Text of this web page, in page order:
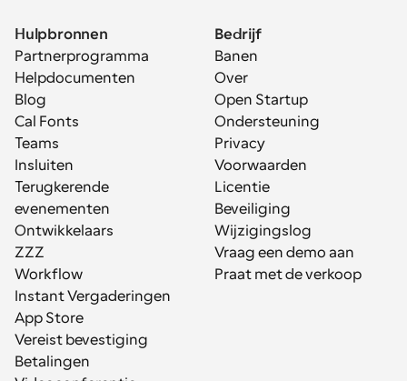
Hulpbronnen
Partnerprogramma
Helpdocumenten
Blog
Cal Fonts
Teams
Insluiten
Terugkerende
evenementen
Ontwikkelaars
ZZZ
Workflow
Instant Vergaderingen
App Store
Vereist bevestiging
Betalingen
Bedrijf
Banen
Over
Open Startup
Ondersteuning
Privacy
Voorwaarden
Licentie
Beveiliging
Wijzigingslog
Vraag een demo aan
Praat met de verkoop